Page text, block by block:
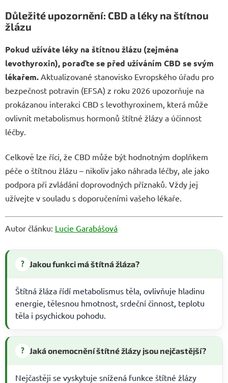
Důležité upozornění: CBD a léky na štítnou
žlázu
Pokud užíváte léky na štítnou žlázu (zejména
levothyroxin), poraďte se před užíváním CBD se svým
lékařem. Aktualizované stanovisko Evropského úřadu pro
bezpečnost potravin (EFSA) z roku 2026 upozorňuje na
prokázanou interakci CBD s levothyroxinem, která může
ovlivnit metabolismus hormonů štítné žlázy a účinnost
léčby.
Celkově lze říci, že CBD může být hodnotným doplňkem
péče o štítnou žlázu – nikoliv jako náhrada léčby, ale jako
podpora při zvládání doprovodných příznaků. Vždy jej
užívejte v souladu s doporučeními vašeho lékaře.
Autor článku: Lucie Garabášová
? Jakou funkci má štítná žláza?
Štítná žláza řídí metabolismus těla, ovlivňuje hladinu
energie, tělesnou hmotnost, srdeční činnost, teplotu
těla i psychickou pohodu.
? Jaká onemocnění štítné žlázy jsou nejčastější?
Nejčastěji se vyskytuje snížená funkce štítné žlázy